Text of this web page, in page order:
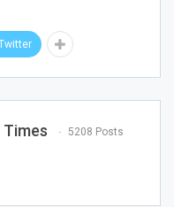
Times 5208 Posts